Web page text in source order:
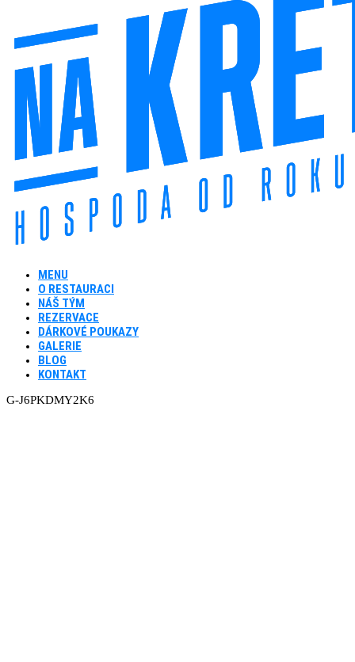
MENU
O RESTAURACI
NÁŠ TÝM
REZERVACE
DÁRKOVÉ POUKAZY
GALERIE
BLOG
KONTAKT
G-J6PKDMY2K6